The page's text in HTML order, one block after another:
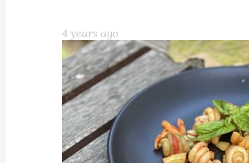
4 years ago